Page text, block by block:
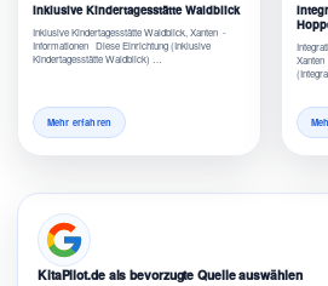
Inklusive Kindertagesstätte Waldblick
Inklusive Kindertagesstätte Waldblick, Xanten -
Informationen Diese Einrichtung (Inklusive
Kindertagesstätte Waldblick) …
Mehr erfahren
KitaPilot.de als bevorzugte Quelle auswählen